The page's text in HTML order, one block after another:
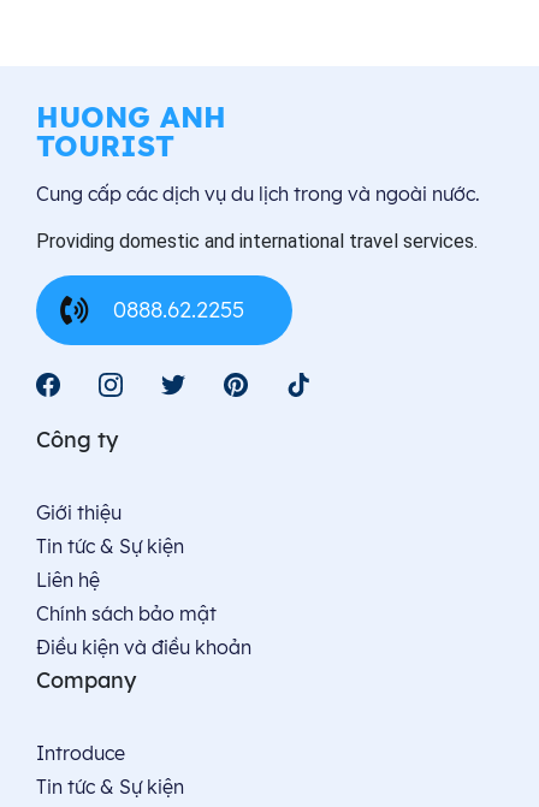
HUONG ANH
TOURIST
Cung cấp các dịch vụ du lịch trong và ngoài nước.
Providing domestic and international travel services.
0888.62.2255
Công ty
Giới thiệu
Tin tức & Sự kiện
Liên hệ
Chính sách bảo mật
Điều kiện và điều khoản
Company
Introduce
Tin tức & Sự kiện